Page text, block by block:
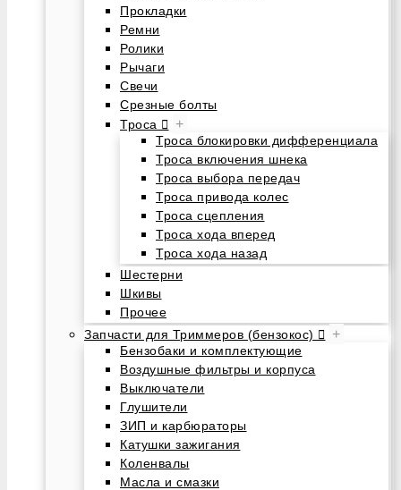
Прокладки
Ремни
Ролики
Рычаги
Свечи
Срезные болты
Троса
+
Троса блокировки дифференциала
Троса включения шнека
Троса выбора передач
Троса привода колес
Троса сцепления
Троса хода вперед
Троса хода назад
Шестерни
Шкивы
Прочее
Запчасти для Триммеров (бензокос)
+
Бензобаки и комплектующие
Воздушные фильтры и корпуса
Выключатели
Глушители
ЗИП и карбюраторы
Катушки зажигания
Коленвалы
Масла и смазки